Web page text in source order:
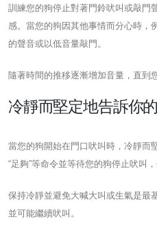
訓練您的狗停止對著門鈴吠叫或敲門
感。當您的狗因其他事情而分心時，
的聲音或以低音量敲門。
隨著時間的推移逐漸增加音量，直到
冷靜而堅定地告訴你
當您的狗開始在門口吠叫時，冷靜而
“足夠”等命令並等待您的狗停止吠叫
保持冷靜並避免大喊大叫或生氣是最
並可能繼續吠叫。